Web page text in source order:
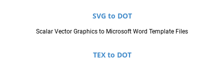
SVG to DOT
Scalar Vector Graphics to Microsoft Word Template Files
TEX to DOT